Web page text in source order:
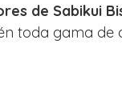
de Sabikui
toda gama